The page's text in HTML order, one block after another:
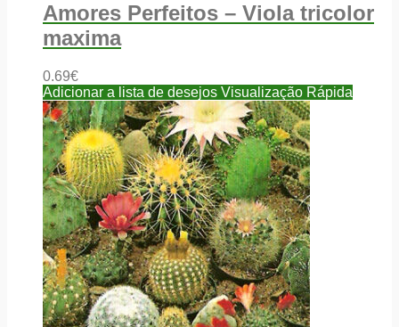
Amores Perfeitos – Viola tricolor
maxima
0.69€
Adicionar a lista de desejos Visualização Rápida